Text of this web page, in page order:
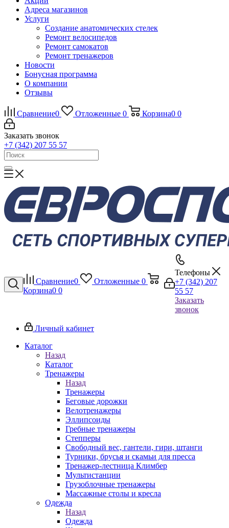
Адреса магазинов
Услуги
Создание анатомических стелек
Ремонт велосипедов
Ремонт самокатов
Ремонт тренажеров
Новости
Бонусная программа
О компании
Отзывы
Сравнение0 Отложенные 0 Корзина0 0
Заказать звонок
+7 (342) 207 55 57
Сравнение0 Отложенные 0
Корзина0 0
Телефоны
+7 (342) 207
55 57
Заказать
звонок
Личный кабинет
Каталог
Назад
Каталог
Тренажеры
Назад
Тренажеры
Беговые дорожки
Велотренажеры
Эллипсоиды
Гребные тренажеры
Степперы
Свободный вес, гантели, гири, штанги
Турники, брусья и скамьи для пресса
Тренажер-лестница Климбер
Мультистанции
Грузоблочные тренажеры
Массажные столы и кресла
Одежда
Назад
Одежда